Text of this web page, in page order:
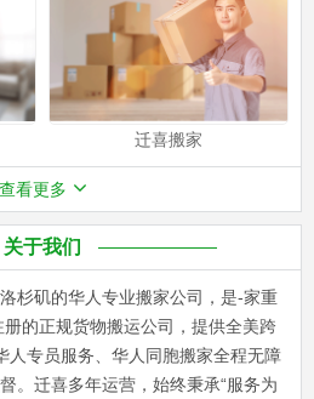
迁喜搬家
查看更多
关于我们
杉矶的华人专业搬家公司，是-家重
的正规货物搬运公司，提供全美跨
人专员服务、华人同胞搬家全程无障
。迁喜多年运营，始终秉承“服务为